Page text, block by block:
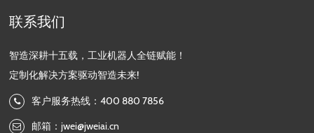
联系我们
智造深耕十五载，工业机器人全链赋能！
定制化解决方案驱动智造未来!
客户服务热线：400 880 7856
邮箱：jwei@jweiai.cn